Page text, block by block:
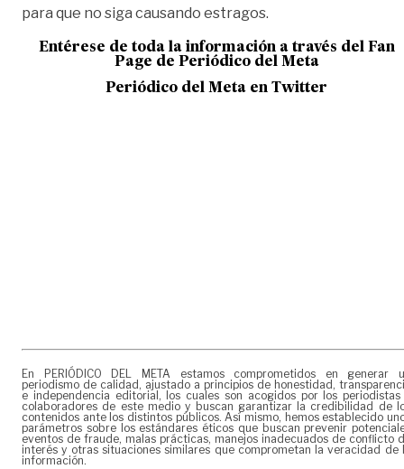
para que no siga causando estragos.
Entérese de toda la información a través del Fan
Page de Periódico del Meta
Periódico del Meta en Twitter
En PERIÓDICO DEL META estamos comprometidos en generar
periodismo de calidad, ajustado a principios de honestidad,
e independencia editorial, los cuales son acogidos por los periodistas
colaboradores de este medio y buscan garantizar la credibilidad de
contenidos ante los distintos públicos. Así mismo, hemos establecido
parámetros sobre los estándares éticos que buscan prevenir
eventos de fraude, malas prácticas, manejos inadecuados de conflicto
interés y otras situaciones similares que comprometan la veracidad de
información.